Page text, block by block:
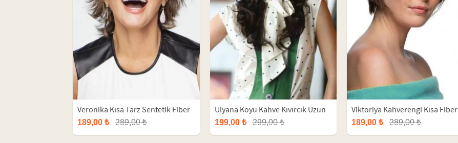
Veronika Kısa Tarz Sentetik Fiber
Peruk
189,00 ₺ 289,00 ₺
Ulyana Koyu Kahve Kıvırcık Uzun
Sentetik Peruk
199,00 ₺ 299,00 ₺
Viktoriya Kahverengi Kısa Fiber
Sentetik Peruk
189,00 ₺ 289,00 ₺